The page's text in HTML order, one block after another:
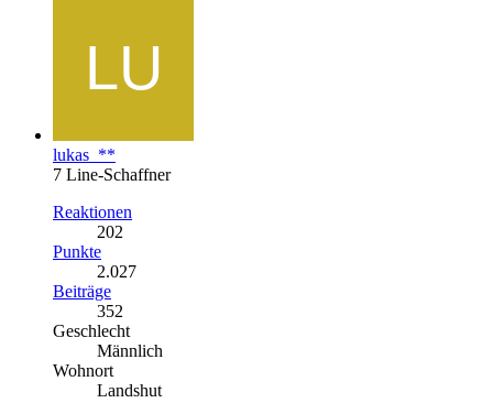
lukas_**
7 Line-Schaffner
Reaktionen
202
Punkte
2.027
Beiträge
352
Geschlecht
Männlich
Wohnort
Landshut